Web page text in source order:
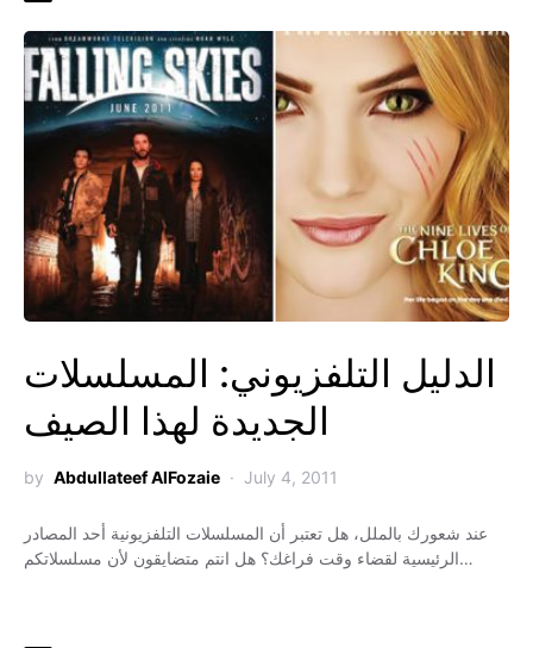
الدليل التلفزيوني: المسلسلات
الجديدة لهذا الصيف
by Abdullateef AlFozaie July 4, 2011
عند شعورك بالملل، هل تعتبر أن المسلسلات التلفزيونية أحد المصادر
الرئيسية لقضاء وقت فراغك؟ هل انتم متضايقون لأن مسلسلاتكم…